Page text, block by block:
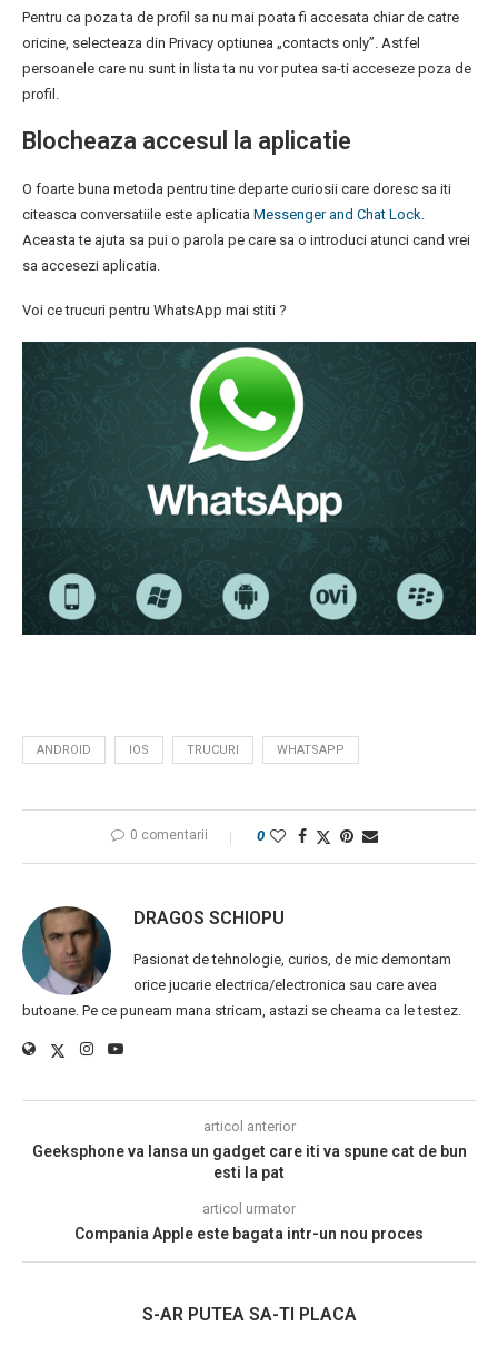
Pentru ca poza ta de profil sa nu mai poata fi accesata chiar de catre
oricine, selecteaza din Privacy optiunea „contacts only”. Astfel
persoanele care nu sunt in lista ta nu vor putea sa-ti acceseze poza de
profil.
Blocheaza accesul la aplicatie
O foarte buna metoda pentru tine departe curiosii care doresc sa iti
citeasca conversatiile este aplicatia Messenger and Chat Lock
Aceasta te ajuta sa pui o parola pe care sa o introduci atunci cand vrei
sa accesezi aplicatia.
Voi ce trucuri pentru WhatsApp mai stiti ?
ANDROID IOS TRUCURI WHATSAPP
0 comentarii 0
DRAGOS SCHIOPU
Pasionat de tehnologie, curios, de mic demontam
orice jucarie electrica/electronica sau care avea
butoane. Pe ce puneam mana stricam, astazi se cheama ca le testez.
articol anterior
Geeksphone va lansa un gadget care iti va spune cat de bun
esti la pat
articol urmator
Compania Apple este bagata intr-un nou proces
S-AR PUTEA SA-TI PLACA